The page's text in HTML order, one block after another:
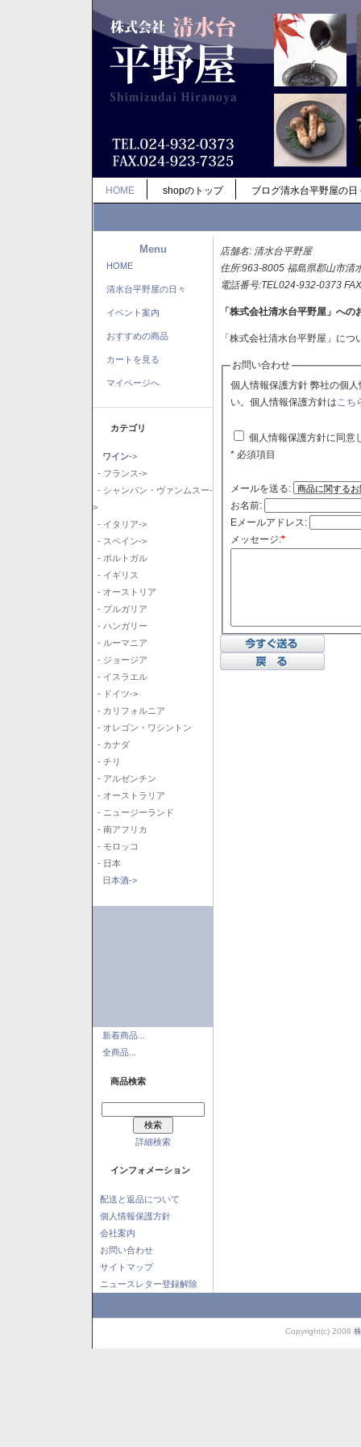
HOME shopのトップ ブログ清水台平野屋の日
Menu
HOME
清水台平野屋の日々
イベント案内
おすすめの商品
カートを見る
マイページへ
カテゴリ
ワイン->
- フランス->
- シャンパン・ヴァンムスー-
>
- イタリア->
- スペイン->
- ポルトガル
- イギリス
- オーストリア
- ブルガリア
- ハンガリー
- ルーマニア
- ジョージア
- イスラエル
- ドイツ->
- カリフォルニア
- オレゴン・ワシントン
- カナダ
- チリ
- アルゼンチン
- オーストラリア
- ニュージーランド
- 南アフリカ
- モロッコ
- 日本
日本酒->
新着商品...
全商品...
商品検索
詳細検索
インフォメーション
配送と返品について
個人情報保護方針
会社案内
お問い合わせ
サイトマップ
ニュースレター登録解除
店舗名: 清水台平野屋
住所:963-8005 福島県郡山市清
電話番号:TEL024-932-0373
「株式会社清水台平野屋」への
「株式会社清水台平野屋」に
お問い合わせ
個人情報保護方針 弊社の個人情報保護方針に同意される場合はチェックボックスをクリックしてくださ
い。個人情報保護方針はこち
個人情報保護方針に同意
* 必須項目
メールを送る:
お名前:
Eメールアドレス:
メッセージ:*
Copyright(c) 2008